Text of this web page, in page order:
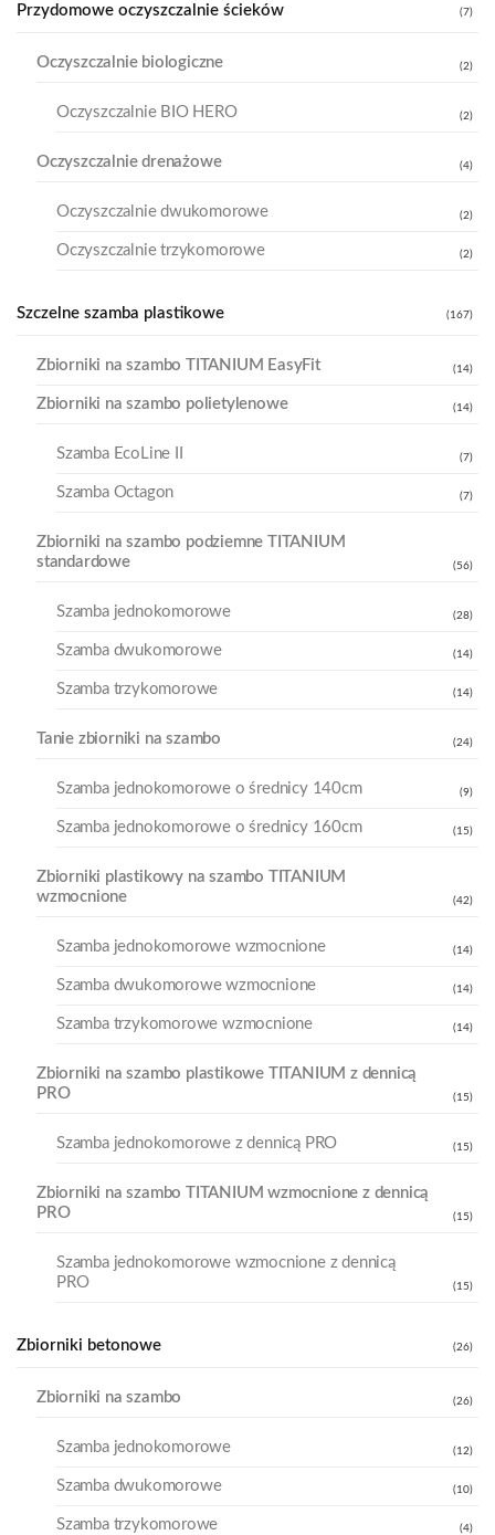
Przydomowe oczyszczalnie ścieków (7)
Oczyszczalnie biologiczne (2)
Oczyszczalnie BIO HERO (2)
Oczyszczalnie drenażowe (4)
Oczyszczalnie dwukomorowe (2)
Oczyszczalnie trzykomorowe (2)
Szczelne szamba plastikowe (167)
Zbiorniki na szambo TITANIUM EasyFit (14)
Zbiorniki na szambo polietylenowe (14)
Szamba EcoLine II (7)
Szamba Octagon (7)
Zbiorniki na szambo podziemne TITANIUM
standardowe
(56)
Szamba jednokomorowe (28)
Szamba dwukomorowe (14)
Szamba trzykomorowe (14)
Tanie zbiorniki na szambo (24)
Szamba jednokomorowe o średnicy 140cm (9)
Szamba jednokomorowe o średnicy 160cm (15)
Zbiorniki plastikowy na szambo TITANIUM
wzmocnione
(42)
Szamba jednokomorowe wzmocnione (14)
Szamba dwukomorowe wzmocnione (14)
Szamba trzykomorowe wzmocnione (14)
Zbiorniki na szambo plastikowe TITANIUM z dennicą
PRO
(15)
Szamba jednokomorowe z dennicą PRO (15)
Zbiorniki na szambo TITANIUM wzmocnione z dennicą
PRO
(15)
Szamba jednokomorowe wzmocnione z dennicą
PRO
(15)
Zbiorniki betonowe (26)
Zbiorniki na szambo (26)
Szamba jednokomorowe (12)
Szamba dwukomorowe (10)
Szamba trzykomorowe (4)